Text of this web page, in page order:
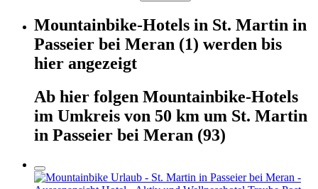
Mountainbike-Hotels in St. Martin in
Passeier bei Meran (1) werden bis
hier angezeigt
Ab hier folgen Mountainbike-Hotels
im Umkreis von 50 km um St. Martin
in Passeier bei Meran (93)